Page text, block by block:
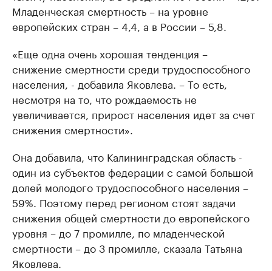
Младенческая смертность – на уровне
европейских стран – 4,4, а в России – 5,8.
«Еще одна очень хорошая тенденция –
снижение смертности среди трудоспособного
населения, - добавила Яковлева. – То есть,
несмотря на то, что рождаемость не
увеличивается, прирост населения идет за счет
снижения смертности».
Она добавила, что Калининградская область -
один из субъектов федерации с самой большой
долей молодого трудоспособного населения –
59%. Поэтому перед регионом стоят задачи
снижения общей смертности до европейского
уровня – до 7 промилле, по младенческой
смертности – до 3 промилле, сказала Татьяна
Яковлева.